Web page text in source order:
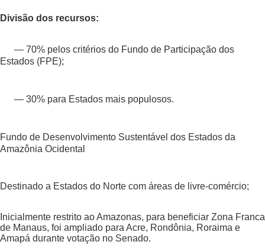
Divisão dos recursos:
— 70% pelos critérios do Fundo de Participação dos
Estados (FPE);
— 30% para Estados mais populosos.
Fundo de Desenvolvimento Sustentável dos Estados da
Amazônia Ocidental
Destinado a Estados do Norte com áreas de livre-comércio;
Inicialmente restrito ao Amazonas, para beneficiar Zona Franca
de Manaus, foi ampliado para Acre, Rondônia, Roraima e
Amapá durante votação no Senado.